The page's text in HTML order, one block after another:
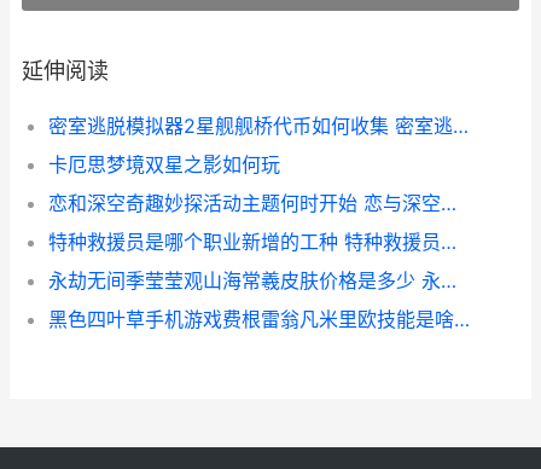
延伸阅读
密室逃脱模拟器2星舰舰桥代币如何收集 密室逃脱模拟器2海盗船
卡厄思梦境双星之影如何玩
恋和深空奇趣妙探活动主题何时开始 恋与深空知乎
特种救援员是哪个职业新增的工种 特种救援员是哪个职业新增的
永劫无间季莹莹观山海常羲皮肤价格是多少 永劫无间季莹莹泳装原图壁纸
黑色四叶草手机游戏费根雷翁凡米里欧技能是啥子 黑色四叶草手机配置